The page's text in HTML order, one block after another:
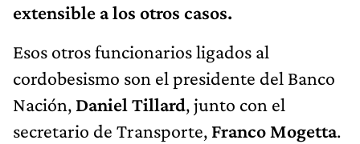
extensible a los otros casos.
Esos otros funcionarios ligados al
cordobesismo son el presidente del Banco
Nación, Daniel Tillard, junto con el
secretario de Transporte, Franco Mogetta.